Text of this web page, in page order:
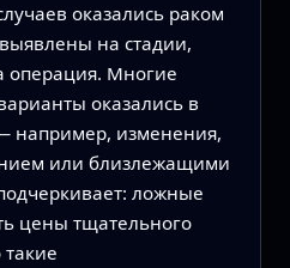
оказались раком
на стадии,
операция. Многие
оказались в
например, изменения,
или близлежащими
ложные
цены тщательного